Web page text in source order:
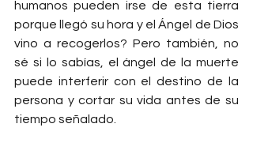
humanos pueden irse de esta tierra
porque llegó su hora y el Ángel de Dios
vino a recogerlos? Pero también, no
sé si lo sabías, el ángel de la muerte
puede interferir con el destino de la
persona y cortar su vida antes de su
tiempo señalado.